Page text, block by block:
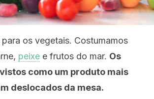
os vegetais. Costumamos
peixe e frutos do mar. Os
como um produto mais
deslocados da mesa.